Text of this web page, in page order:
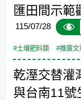
匯田間示範
115/07/28
#土壤肥料類 #推廣文
乾溼交替灌
與台南11號